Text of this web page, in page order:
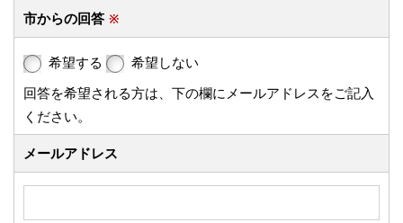
市からの回答 ※
希望する
希望しない
回答を希望される方は、下の欄にメールアドレスをご記入
ください。
メールアドレス